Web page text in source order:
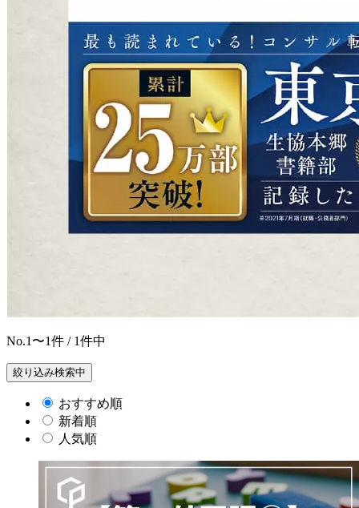
No.1〜1件 / 1件中
絞り込み検索中
おすすめ順
新着順
人気順